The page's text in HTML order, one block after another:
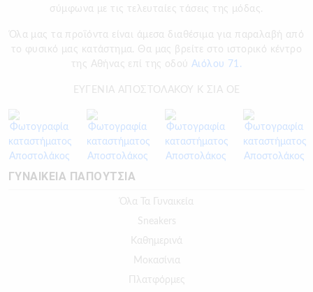
σύμφωνα με τις τελευταίες τάσεις της μόδας.
Όλα μας τα προϊόντα είναι άμεσα διαθέσιμα για παραλαβή από
το φυσικό μας κατάστημα. Θα μας βρείτε στο ιστορικό κέντρο
της Αθήνας επί της οδού Αιόλου 71.
ΕΥΓΕΝΙΑ ΑΠΟΣΤΟΛΑΚΟΥ Κ ΣΙΑ ΟΕ
ΓΥΝΑΙΚΕΙΑ ΠΑΠΟΥΤΣΙΑ
Όλα Τα Γυναικεία
Sneakers
Καθημερινά
Μοκασίνια
Πλατφόρμες